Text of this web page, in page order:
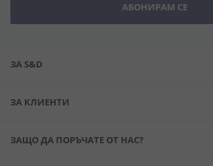
АБОНИРАМ СЕ
ЗА S&D
ЗА КЛИЕНТИ
ЗАЩО ДА ПОРЪЧАТЕ ОТ НАС?